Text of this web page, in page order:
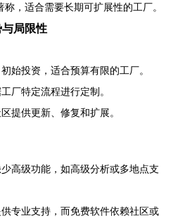
，适合需要长期可扩展性的工厂。
局限性
始投资，适合预算有限的工厂。
厂特定流程进行定制。
提供更新、修复和扩展。
少高级功能，如高级分析或多地点支
专业支持，而免费软件依赖社区或